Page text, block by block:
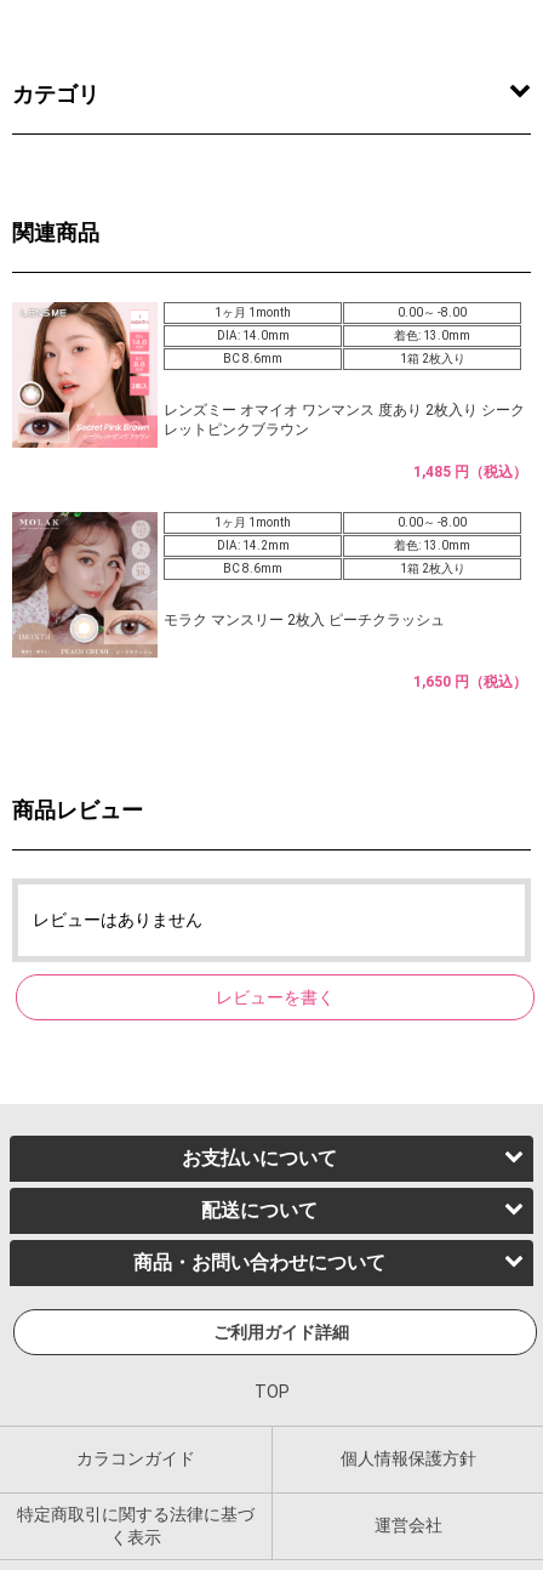
カテゴリ
関連商品
1ヶ月 1month
0.00～ -8.00
DIA: 14.0mm
着色: 13.0mm
BC 8.6mm
1箱 2枚入り
レンズミー オマイオ ワンマンス 度あり 2枚入り シーク
レットピンクブラウン
1,485 円（税込）
1ヶ月 1month
0.00～ -8.00
DIA: 14.2mm
着色: 13.0mm
BC 8.6mm
1箱 2枚入り
モラク マンスリー 2枚入 ピーチクラッシュ
1,650 円（税込）
商品レビュー
レビューはありません
レビューを書く
お支払いについて
配送について
商品・お問い合わせについて
ご利用ガイド詳細
TOP
カラコンガイド 個人情報保護方針
特定商取引に関する法律に基づ
く表示
運営会社